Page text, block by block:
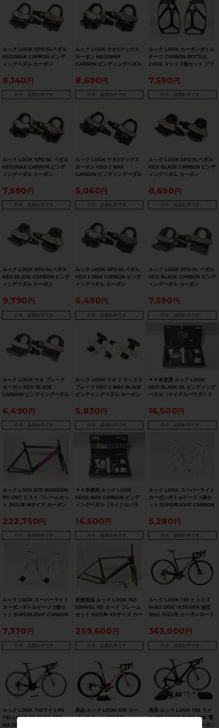
ルック LOOK SPD-SLペダル
KEO2MAX CARBON ビンデ
ィングペダル カーボン
8,140
只今、品切れ中です。
ルック LOOK ケオ2マックス
カーボン KEO2MAX
CARBON ビンディングペダル
8,690
只今、品切れ中です。
ルック LOOK カーボンボトル
ケージ CARBON BOTTLE
CAGE マット 2個セット ブラ
7,590
只今、品切れ中です。
ルック LOOK SPD-SL ペダル
KEO2MAX CARBON ビンデ
ィングペダル カーボン
7,590
只今、品切れ中です。
ルック LOOK ケオ2マックス
カーボン KEO 2 MAX
CARBON ビンディングペダル
5,060
只今、品切れ中です。
ルック LOOK SPD-SLペダル
KEO BLADE CARBON ビンデ
ィングペダル カーボン
8,690
只今、品切れ中です。
ルック LOOK SPD-SLペダル
KEO BLADE CARBON ビンデ
ィングペダル カーボン
9,790
只今、品切れ中です。
ルック LOOK SPD-SLペダル
KEO 2 MAX CARBON ビンデ
ィングペダル カーボン
6,490
只今、品切れ中です。
ルック LOOK SPD-SL ペダル
KEO BLADE CARBON ビンデ
ィングペダル カーボン
7,590
只今、品切れ中です。
ルック LOOK ケオ ブレード
カーボン KEO BLADE
CARBON ビンディングペダル
6,490
只今、品切れ中です。
ルック LOOK ケオ 2 マックス
ブレード KEO 2 MAX BLADE
ビンディングペダル カーボン
5,830
只今、品切れ中です。
▼▼未使用 ルック LOOK
KEO BLADE 08 ビンディング
ペダル（サイクルパラダイス
16,500
只今、品切れ中です。
ルック LOOK 875 MADISON
RS CRIT ピスト フレームセッ
ト 2021年 Mサイズ カーボン
222,750
只今、品切れ中です。
▼▼未使用 ルック LOOK
KEO2 MAX CARBON ビンデ
ィングペダル（サイクルパラ
16,500
只今、品切れ中です。
ルック LOOK スーパーライト
カーボンボトルケージ 2個セ
ット SUPERLIGHT CARBON
5,280
只今、品切れ中です。
ルック LOOK スーパーライト
カーボンボトルケージ 2個セ
ット SUPERLIGHT CARBON
7,370
只今、品切れ中です。
未使用品 ルック LOOK 765
GRAVEL RS ロード フレーム
セット 2023年 XSサイズ カー
259,600
只今、品切れ中です。
ルック LOOK 785 ヒュエズ
HUEZ DISC ULTEGRA 油圧
DISC 2022年 カーボンロード
363,000
只今、品切れ中です。
ルック LOOK 795ライトRS
795 LIGHT RS DURA-ACE
Di2 2018年 カーボンロードバ
美品 ルック LOOK 695 スー
パーリジット 695 SR
美品 ルック LOOK 795 ライ
ト 795 LIGHT DURA-ACE 電
動Di2 2015年モデル カーボン